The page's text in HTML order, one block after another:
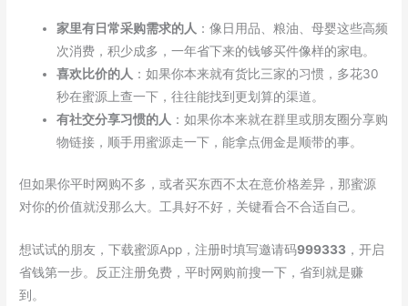
家里有日常采购需求的人 ：像日用品、粮油、母婴这些高频
次消费，积少成多，一年省下来的钱够买件像样的家电。
喜欢比价的人 ：如果你本来就有货比三家的习惯，多花30
秒在蜜源上查一下，往往能找到更划算的渠道。
有社交分享习惯的人 ：如果你本来就在群里或朋友圈分享购
物链接，顺手用蜜源走一下，能拿点佣金是顺带的事。
但如果你平时网购不多，或者买东西不太在意价格差异，那蜜源
对你的价值就没那么大。工具好不好，关键看合不合适自己。
想试试的朋友，下载蜜源App，注册时填写邀请码999333 ，开启
省钱第一步。反正注册免费，平时网购前搜一下，省到就是赚
到。